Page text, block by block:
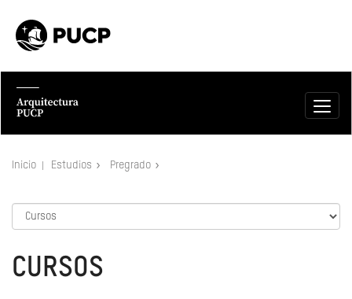
Inicio Estudios Pregrado
CURSOS